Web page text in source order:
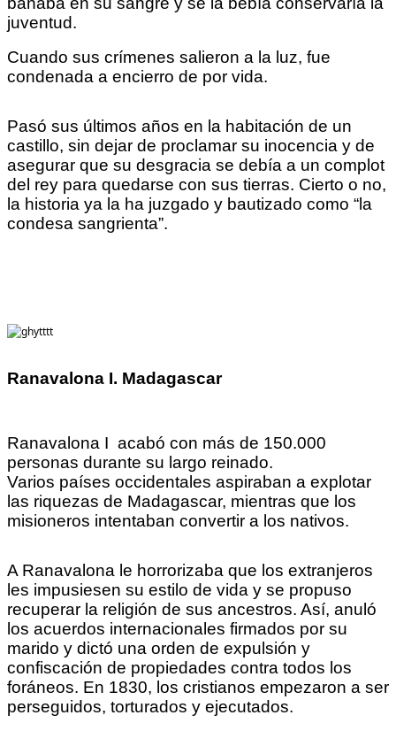
juventud.
Cuando sus crímenes salieron a la luz, fue
condenada a encierro de por vida.
Pasó sus últimos años en la habitación de un
castillo, sin dejar de proclamar su inocencia y de
asegurar que su desgracia se debía a un complot
del rey para quedarse con sus tierras. Cierto o no,
la historia ya la ha juzgado y bautizado como “la
condesa sangrienta”.
Ranavalona I. Madagascar
Ranavalona I acabó con más de 150.000
personas durante su largo reinado.
Varios países occidentales aspiraban a explotar
las riquezas de Madagascar, mientras que los
misioneros intentaban convertir a los nativos.
A Ranavalona le horrorizaba que los extranjeros
les impusiesen su estilo de vida y se propuso
recuperar la religión de sus ancestros. Así, anuló
los acuerdos internacionales firmados por su
marido y dictó una orden de expulsión y
confiscación de propiedades contra todos los
foráneos. En 1830, los cristianos empezaron a ser
perseguidos, torturados y ejecutados.